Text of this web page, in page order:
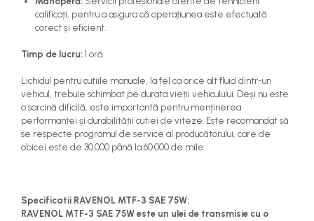
calificați, pentru a asigura că operațiunea este efectuată
corect și eficient.
Timp de lucru: 1 oră
Lichidul pentru cutiile manuale, la fel ca orice alt fluid dintr-un
vehicul, trebuie schimbat pe durata vieții vehiculului. Deși nu este
o sarcină dificilă, este importantă pentru menținerea
performanței și durabilității cutiei de viteze. Este recomandat să
se respecte programul de service al producătorului, care de
obicei este de 30.000 până la 60.000 de mile.
Specificatii RAVENOL MTF-3 SAE 75W:
RAVENOL MTF-3 SAE 75W este un ulei de transmisie cu o